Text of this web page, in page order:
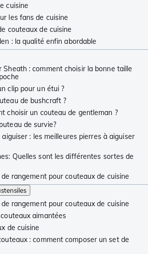
cuisine
les fans de cuisine
couteaux de cuisine
: la qualité enfin abordable
Sheath : comment choisir la bonne taille
clip pour un étui ?
de bushcraft ?
choisir un couteau de gentleman ?
de survie?
: les meilleures pierres à aiguiser
Quelles sont les différentes sortes de
rangement pour couteaux de cuisine
rangement pour couteaux de cuisine
aimantées
de cuisine
: comment composer un set de